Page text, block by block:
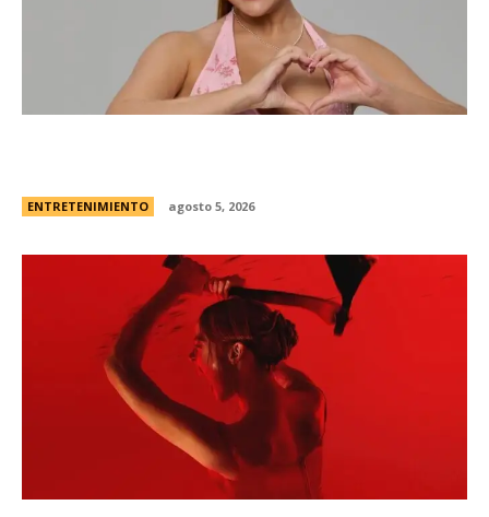
ENTRETENIMIENTO agosto 5, 2026